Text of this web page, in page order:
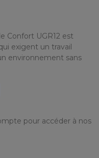
Confort UGR12 est
exigent un travail
environnement sans
pour accéder à nos